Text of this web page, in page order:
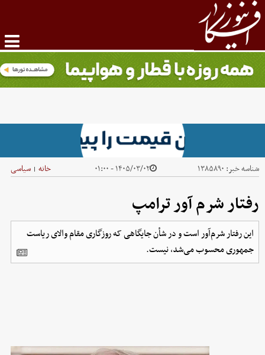
شناسه خبر: ۱۳۸۵۸۹۰ ۱۴۰۵/۰۳/۰۲ - ۰۱:۰۰ خانه | سیاسی
رفتار شرم آور ترامپ
این رفتار شرم‌آور است و در شأن جایگاهی که روزگاری مقام والای ریاست
‌جمهوری محسوب می‌شد، نیست.